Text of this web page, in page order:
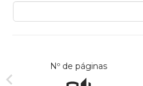
Nº de páginas